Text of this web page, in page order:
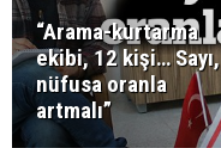
“Arama-kurtarma
ekibi, 12 kişi… Sayı,
nüfusa oranla
artmalı”